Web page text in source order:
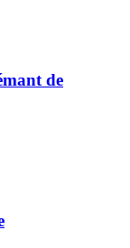
de